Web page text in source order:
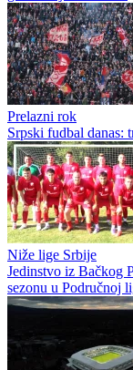
Prelazni rok
Srpski fudbal danas:
Niže lige Srbije
Jedinstvo iz Bačkog
sezonu u Područnoj